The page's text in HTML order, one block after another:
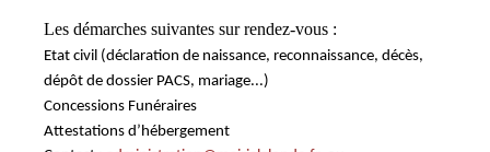
Les démarches suivantes sur rendez-vous :
Etat civil (déclaration de naissance, reconnaissance, décès,
dépôt de dossier PACS, mariage...)
Concessions Funéraires
Attestations d’hébergement